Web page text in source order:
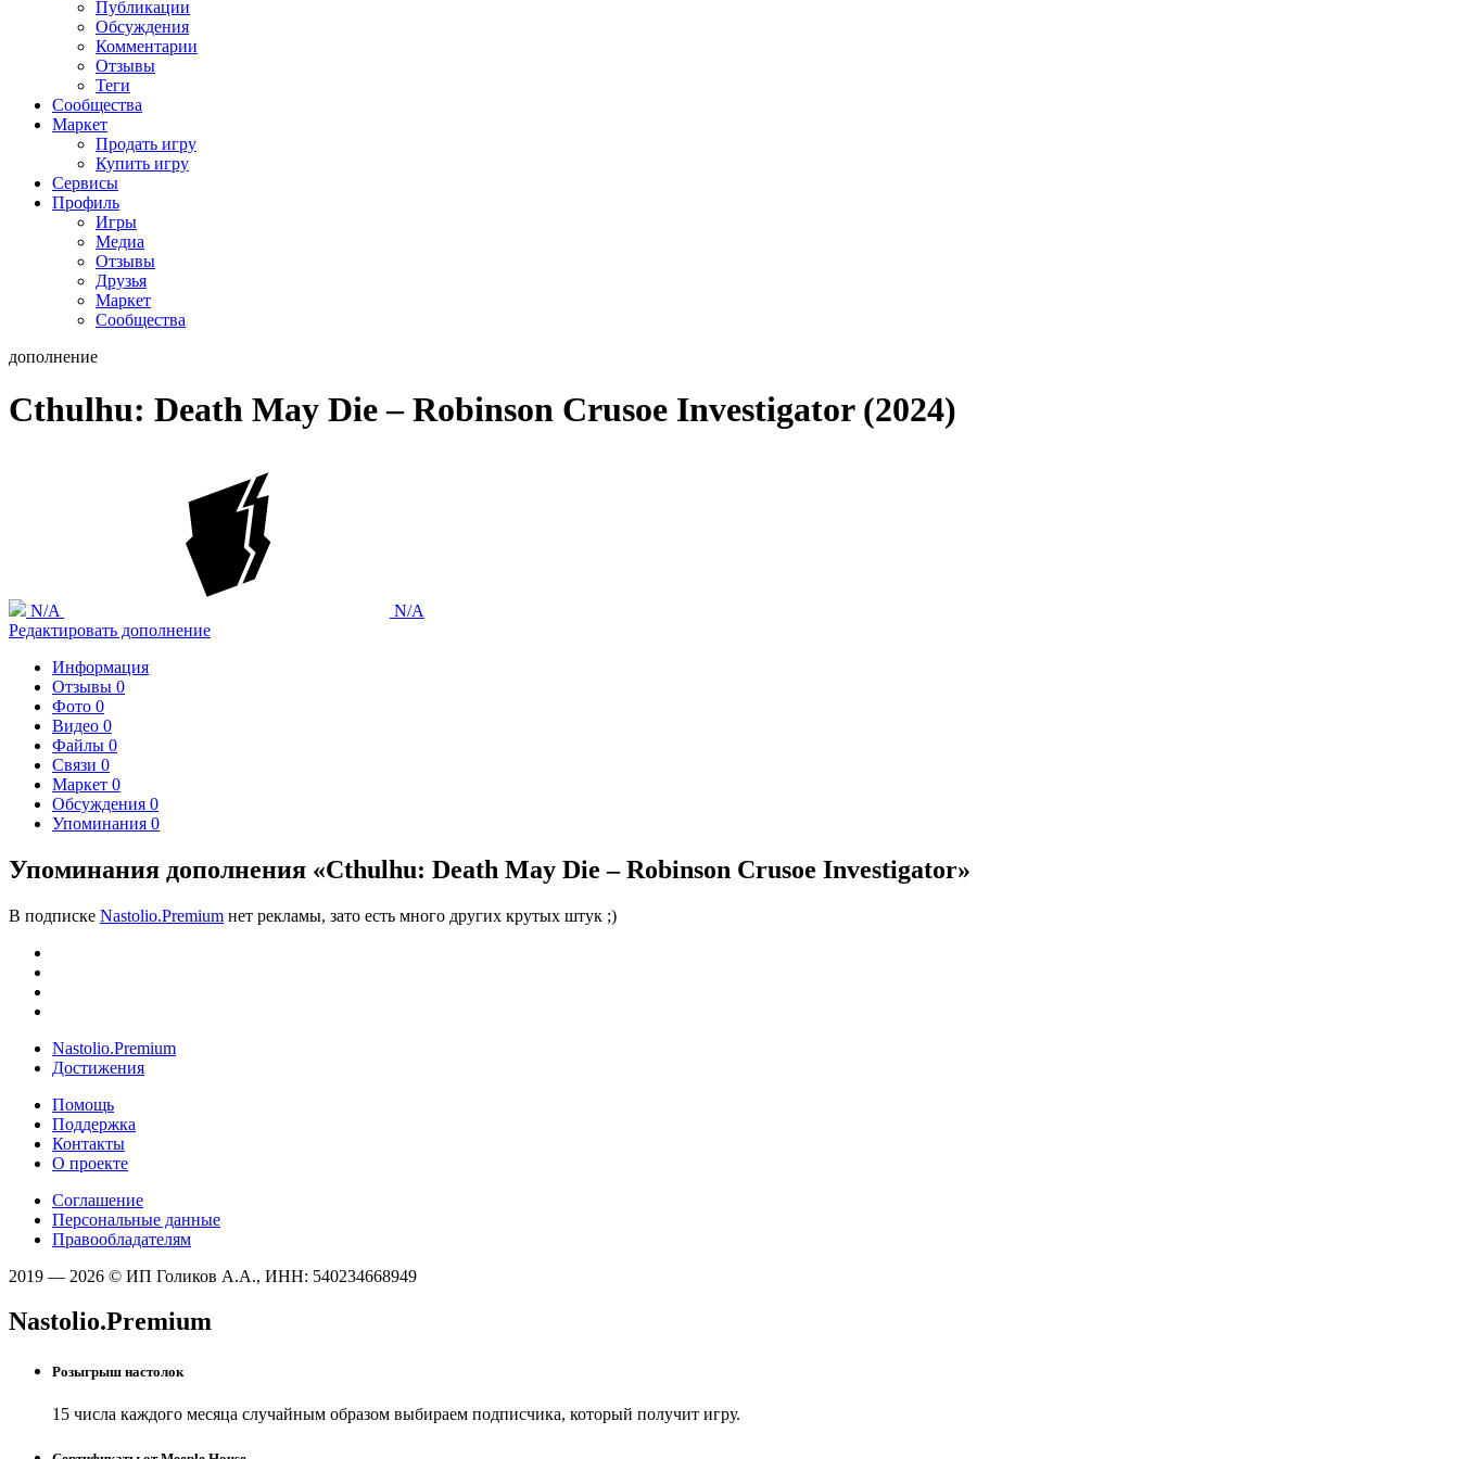
Публикации
Обсуждения
Комментарии
Отзывы
Теги
Сообщества
Маркет
Продать игру
Купить игру
Сервисы
Профиль
Игры
Медиа
Отзывы
Друзья
Маркет
Сообщества
дополнение
Cthulhu: Death May Die – Robinson Crusoe Investigator (2024)
N/A
N/A
Редактировать дополнение
Информация
Отзывы 0
Фото 0
Видео 0
Файлы 0
Связи 0
Маркет 0
Обсуждения 0
Упоминания 0
Упоминания дополнения «Cthulhu: Death May Die – Robinson Crusoe Investigator»
В подписке Nastolio.Premium нет рекламы, зато есть много других крутых штук ;)
Nastolio.Premium
Достижения
Помощь
Поддержка
Контакты
О проекте
Соглашение
Персональные данные
Правообладателям
2019 — 2026 © ИП Голиков А.А., ИНН: 540234668949
Nastolio.Premium
Розыгрыш настолок
15 числа каждого месяца случайным образом выбираем подписчика, который получит игру.